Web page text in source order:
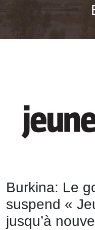
Burkina: Le
suspend «
jusqu’à